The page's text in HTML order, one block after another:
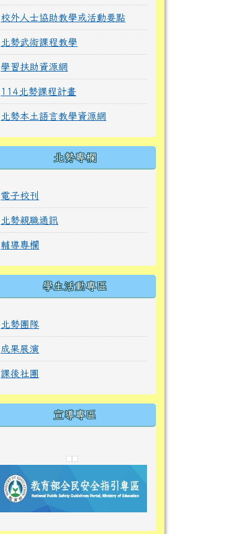
校外人士協助教學或活動要點
北勢武術課程教學
學習扶助資源網
114北勢課程計畫
北勢本土語言教學資源網
北勢專欄
電子校刊
北勢親職通訊
輔導專欄
學生活動專區
北勢團隊
成果展演
課後社團
宣導專區
link to https://
link to https://eliteracy.edu.tw/
link to https://
link to https://10000.gov.tw/
link to https://eliteracy.edu.tw/
link to https://10000.gov.tw/
link to https://
link to https://
link to https://i.win.org.tw/
link to https://
link to https://
link to https://
link to https://